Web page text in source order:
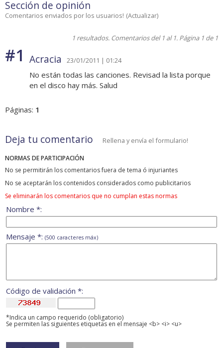
Sección de opinión
Comentarios enviados por los usuarios! (Actualizar)
1 resultados. Comentarios del 1 al 1. Página 1 de 1
#1 Acracia 23/01/2011 | 01:24
No están todas las canciones. Revisad la lista porque
en el disco hay más. Salud
Páginas: 1
Deja tu comentario Rellena y envía el formulario!
NORMAS DE PARTICIPACIÓN
No se permitirán los comentarios fuera de tema ó injuriantes
No se aceptarán los contenidos considerados como publicitarios
Se eliminarán los comentarios que no cumplan estas normas
Nombre *:
Mensaje *: (500 caracteres máx)
Código de validación *:
*Indica un campo requerido (obligatorio)
Se permiten las siguientes etiquetas en el mensaje <b> <i> <u>